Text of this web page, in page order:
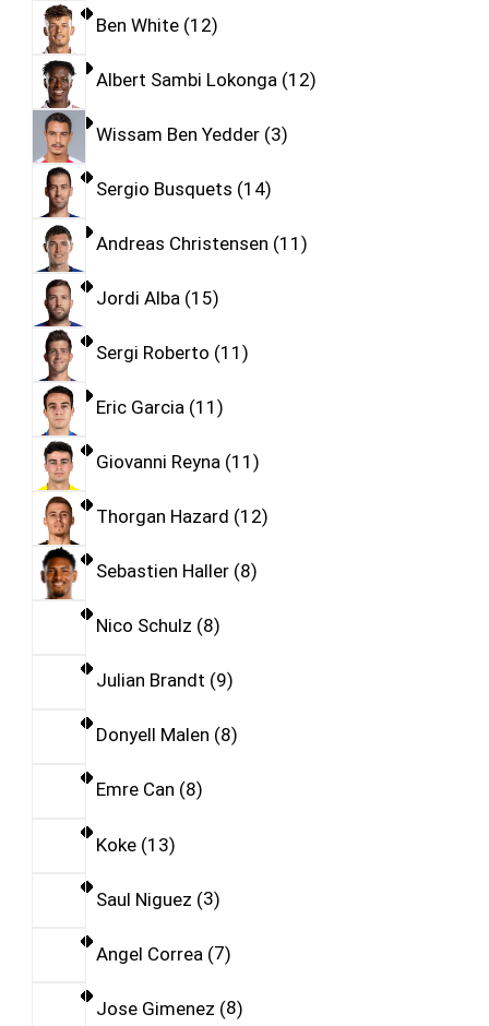
Ben White 12
Albert Sambi Lokonga 12
Wissam Ben Yedder 3
Sergio Busquets 14
Andreas Christensen 11
Jordi Alba 15
Sergi Roberto 11
Eric Garcia 11
Giovanni Reyna 11
Thorgan Hazard 12
Sebastien Haller 8
Nico Schulz 8
Julian Brandt 9
Donyell Malen 8
Emre Can 8
Koke 13
Saul Niguez 3
Angel Correa 7
Jose Gimenez 8